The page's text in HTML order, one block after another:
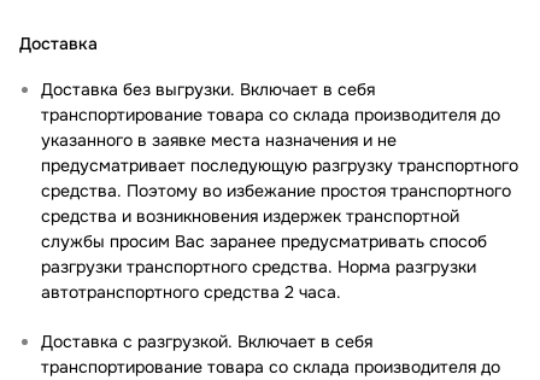
Доставка
Доставка без выгрузки. Включает в себя
транспортирование товара со склада производителя до
указанного в заявке места назначения и не
предусматривает последующую разгрузку транспортного
средства. Поэтому во избежание простоя транспортного
средства и возникновения издержек транспортной
службы просим Вас заранее предусматривать способ
разгрузки транспортного средства. Норма разгрузки
автотранспортного средства 2 часа.
Доставка с разгрузкой. Включает в себя
транспортирование товара со склада производителя до